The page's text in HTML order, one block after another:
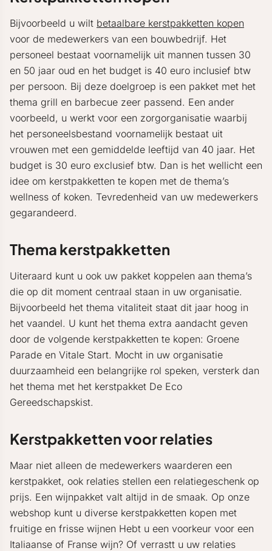
Bijvoorbeeld u wilt betaalbare kerstpakketten kopen
voor de medewerkers van een bouwbedrijf. Het
personeel bestaat voornamelijk uit mannen tussen 30
en 50 jaar oud en het budget is 40 euro inclusief btw
per persoon. Bij deze doelgroep is een pakket met het
thema grill en barbecue zeer passend. Een ander
voorbeeld, u werkt voor een zorgorganisatie waarbij
het personeelsbestand voornamelijk bestaat uit
vrouwen met een gemiddelde leeftijd van 40 jaar. Het
budget is 30 euro exclusief btw. Dan is het wellicht een
idee om kerstpakketten te kopen met de thema’s
wellness of koken. Tevredenheid van uw medewerkers
gegarandeerd.
Thema kerstpakketten
Uiteraard kunt u ook uw pakket koppelen aan thema’s
die op dit moment centraal staan in uw organisatie.
Bijvoorbeeld het thema vitaliteit staat dit jaar hoog in
het vaandel. U kunt het thema extra aandacht geven
door de volgende kerstpakketten te kopen: Groene
Parade en Vitale Start. Mocht in uw organisatie
duurzaamheid een belangrijke rol speken, versterk dan
het thema met het kerstpakket De Eco
Gereedschapskist.
Kerstpakketten voor relaties
Maar niet alleen de medewerkers waarderen een
kerstpakket, ook relaties stellen een relatiegeschenk op
prijs. Een wijnpakket valt altijd in de smaak. Op onze
webshop kunt u diverse kerstpakketten kopen met
fruitige en frisse wijnen Hebt u een voorkeur voor een
Italiaanse of Franse wijn? Of verrastt u uw relaties